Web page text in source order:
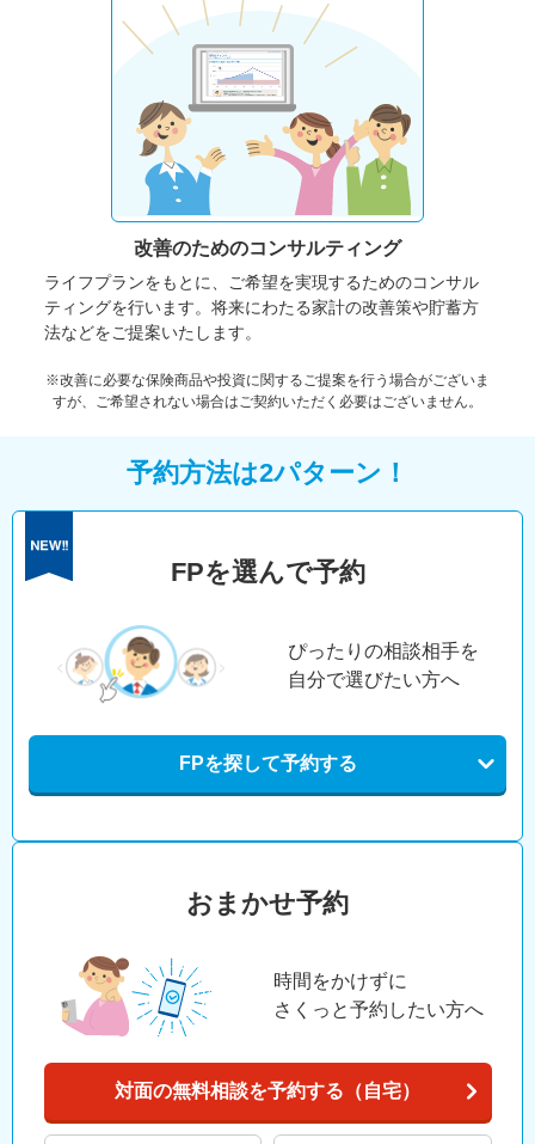
改善のためのコンサルティング
ライフプランをもとに、ご希望を実現するためのコンサル
ティングを行います。将来にわたる家計の改善策や貯蓄方
法などをご提案いたします。
※改善に必要な保険商品や投資に関するご提案を行う場合がございま
すが、ご希望されない場合はご契約いただく必要はございません。
予約方法は2パターン！
FPを選んで予約
ぴったりの相談相手を
自分で選びたい方へ
FPを探して予約する
おまかせ予約
時間をかけずに
さくっと予約したい方へ
対面の無料相談を予約する（自宅）